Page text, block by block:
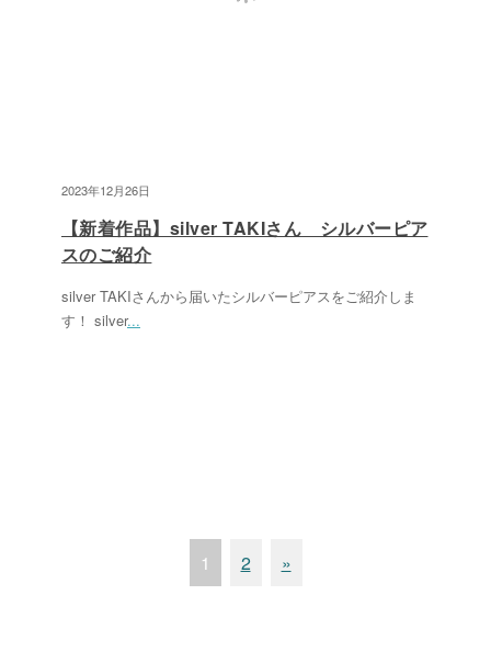
2023年12月26日
【新着作品】silver TAKIさん シルバーピア
スのご紹介
silver TAKIさんから届いたシルバーピアスをご紹介しま
す！ silver...
1 2 »